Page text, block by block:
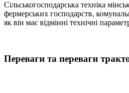
Сільськогосподарська техніка
фермерських господарств,
як він має відмінні технічні
Переваги та переваги